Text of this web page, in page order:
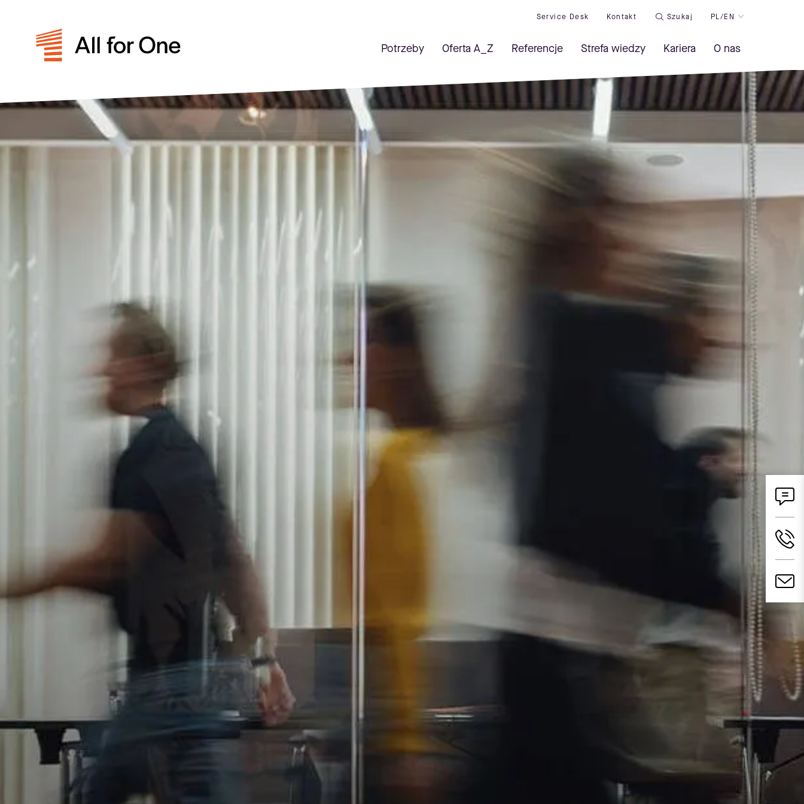
Service Desk Kontakt Szukaj PL/EN
Potrzeby Oferta A_Z Referencje Strefa wiedzy Kariera O nas